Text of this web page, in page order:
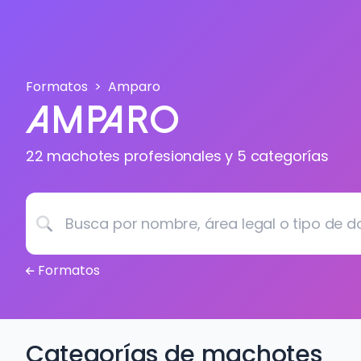
Formatos Amparo
Amparo
22 machotes profesionales y 5 categorías
Busca por nombre, área legal o tipo de
Formatos